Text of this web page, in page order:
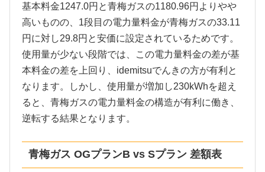
基本料金1247.0円と青梅ガスの1180.96円よりやや
高いものの、1段目の電力量料金が青梅ガスの33.11
円に対し29.8円と安価に設定されているためです。
使用量が少ない段階では、この電力量料金の差が基
本料金の差を上回り、idemitsuでんきの方が有利と
なります。しかし、使用量が増加し230kWhを超え
ると、青梅ガスの電力量料金の構造が有利に働き、
逆転する結果となります。
青梅ガス OGプランB vs Sプラン 差額表